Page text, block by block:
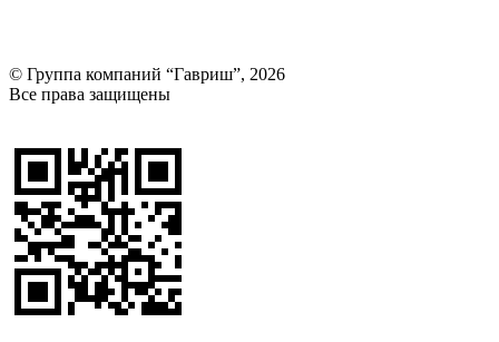
© Группа компаний “Гавриш”, 2026
Все права защищены